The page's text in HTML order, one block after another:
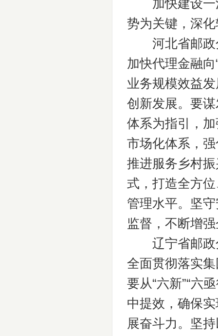
加快建设一流
势为关键，深
河北省邮政分
加快代理金融向
业务规模效益
创新发展。要
体系为指引，
市场化体系，
推进服务乡村
式，打造全方
管理水平。坚
监督，不断增
辽宁省邮政分
全面贯彻落实
要从“六新”“六
中提效，确保实
展奋斗力。坚